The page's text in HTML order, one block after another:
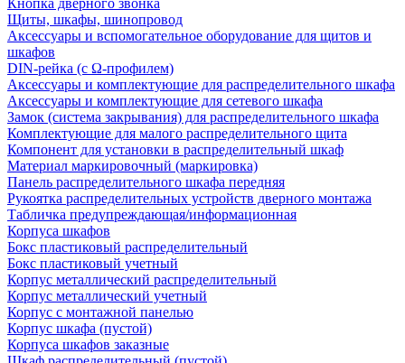
Кнопка дверного звонка
Щиты, шкафы, шинопровод
Аксессуары и вспомогательное оборудование для щитов и
шкафов
DIN-рейка (с Ω-профилем)
Аксессуары и комплектующие для распределительного шкафа
Аксессуары и комплектующие для сетевого шкафа
Замок (система закрывания) для распределительного шкафа
Комплектующие для малого распределительного щита
Компонент для установки в распределительный шкаф
Материал маркировочный (маркировка)
Панель распределительного шкафа передняя
Рукоятка распределительных устройств дверного монтажа
Табличка предупреждающая/информационная
Корпуса шкафов
Бокс пластиковый распределительный
Бокс пластиковый учетный
Корпус металлический распределительный
Корпус металлический учетный
Корпус с монтажной панелью
Корпус шкафа (пустой)
Корпуса шкафов заказные